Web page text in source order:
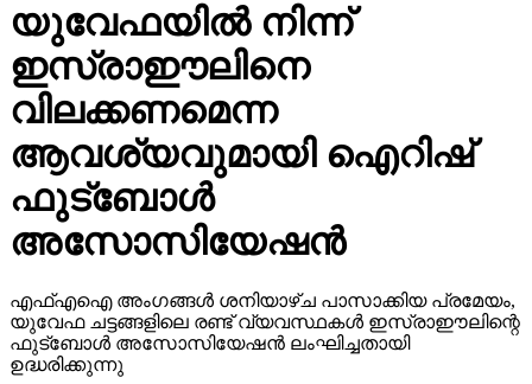
യുവേഫയില്‍ നിന്ന്
ഇസ്രാഈലിനെ
വിലക്കണമെന്ന
ആവശ്യവുമായി ഐറിഷ്
ഫുട്‌ബോള്‍
അസോസിയേഷന്‍
എഫ്എഐ അംഗങ്ങള്‍ ശനിയാഴ്ച പാസാക്കിയ പ്രമേയം,
യുവേഫ ചട്ടങ്ങളിലെ രണ്ട് വ്യവസ്ഥകള്‍ ഇസ്രാഈലിന്റെ
ഫുട്‌ബോള്‍ അസോസിയേഷന്‍ ലംഘിച്ചതായി
ഉദ്ധരിക്കുന്നു